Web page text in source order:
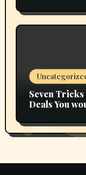
Seven
Deals You